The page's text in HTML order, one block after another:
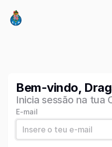
Bem-vindo,
Inicia sessão na tua
E-mail